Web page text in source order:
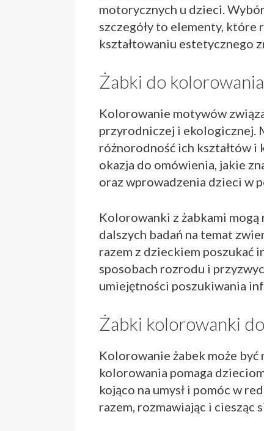
motorycznych u dzieci.
szczegóły to elementy, które
kształtowaniu estetycznego
Żabki do kolorowania
Kolorowanie motywów
przyrodniczej i ekologicznej.
różnorodność ich kształtów i
okazja do omówienia, jakie
oraz wprowadzenia dzieci w
Kolorowanki z żabkami
dalszych badań na temat
razem z dzieckiem poszukać
sposobach rozrodu i
umiejętności poszukiwania
Żabki kolorowanki
Kolorowanie żabek może być
kolorowania pomaga
kojąco na umysł i pomóc w
razem, rozmawiając i ciesząc